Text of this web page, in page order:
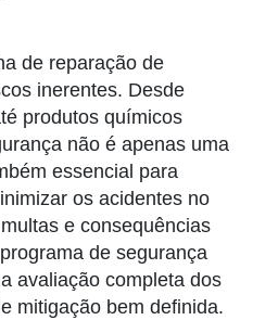
de reparação de
inerentes. Desde
produtos químicos
não é apenas uma
essencial para
os acidentes no
e consequências
de segurança
avaliação completa dos
mitigação bem definida.